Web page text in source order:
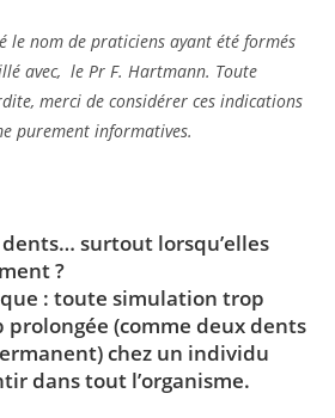
le nom de praticiens ayant été formés
avec, le Pr F. Hartmann. Toute
merci de considérer ces indications
purement informatives.
dents… surtout lorsqu’elles
?
: toute simulation trop
(comme deux dents
chez un individu
dans tout l’organisme.